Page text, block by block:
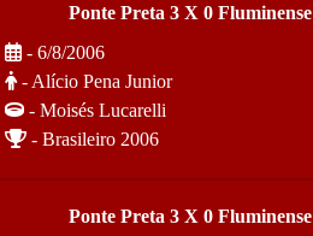
Ponte Preta 3 X 0 Fluminense
- 6/8/2006
- Alício Pena Junior
- Moisés Lucarelli
- Brasileiro 2006
Ponte Preta 3 X 0 Fluminense